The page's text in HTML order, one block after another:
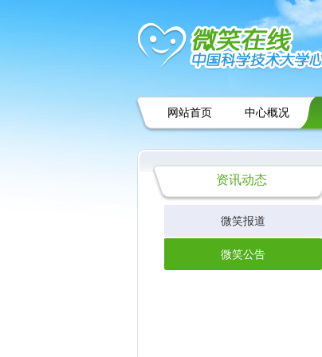
网站首页 中心概况
资讯动态
微笑报道
微笑公告